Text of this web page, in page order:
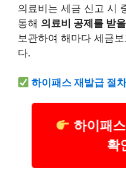
의료비는 세금 신고 시
통해 의료비 공제를 받
보관하여 해마다 세금
다.
하이패스 재발급 절
하이패
확